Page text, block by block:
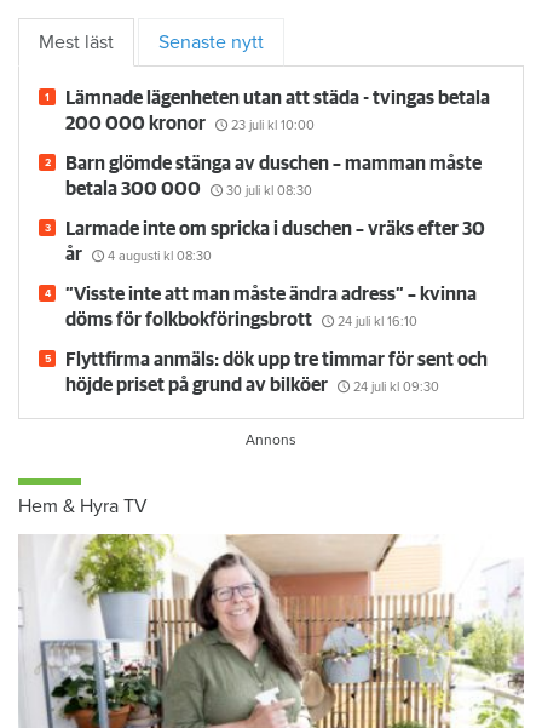
Mest läst Senaste nytt
Lämnade lägenheten utan att städa - tvingas betala
200 000 kronor
23 juli kl 10:00
Barn glömde stänga av duschen – mamman måste
betala 300 000
30 juli kl 08:30
Larmade inte om spricka i duschen – vräks efter 30
år
4 augusti kl 08:30
”Visste inte att man måste ändra adress” – kvinna
döms för folkbokföringsbrott
24 juli kl 16:10
Flyttfirma anmäls: dök upp tre timmar för sent och
höjde priset på grund av bilköer
24 juli kl 09:30
Hem & Hyra TV